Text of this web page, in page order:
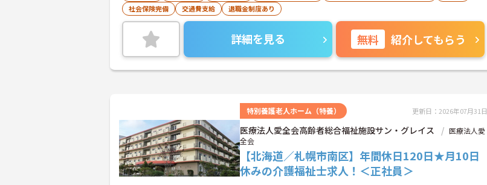
社会保険完備
交通費支給 退職金制度あり
詳細を見る 無料 紹介してもらう
特別養護老人ホーム（特養） 更新日：2026年07月31日
医療法人愛全会高齢者総合福祉施設サン・グレイス
医療法人愛
全会
【北海道／札幌市南区】年間休日120日★月10日
休みの介護福祉士求人！＜正社員＞